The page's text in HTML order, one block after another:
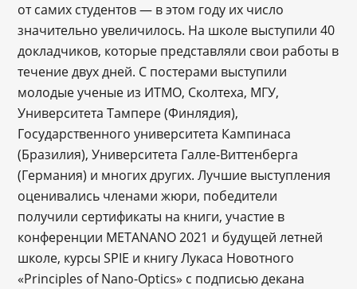
от самих студентов — в этом году их число
значительно увеличилось. На школе выступили 40
докладчиков, которые представляли свои работы в
течение двух дней. С постерами выступили
молодые ученые из ИТМО, Сколтеха, МГУ,
Университета Тампере (Финлядия),
Государственного университета Кампинаса
(Бразилия), Университета Галле-Виттенберга
(Германия) и многих других. Лучшие выступления
оценивались членами жюри, победители
получили сертификаты на книги, участие в
конференции METANANO 2021 и будущей летней
школе, курсы SPIE и книгу Лукаса Новотного
«Principles of Nano-Optics» с подписью декана